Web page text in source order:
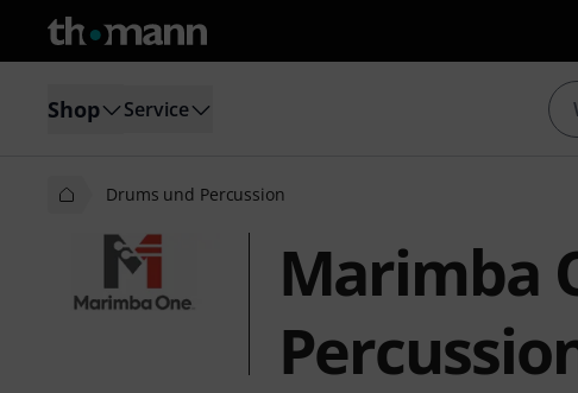
Shop Service
Drums und Percussion
Marimba